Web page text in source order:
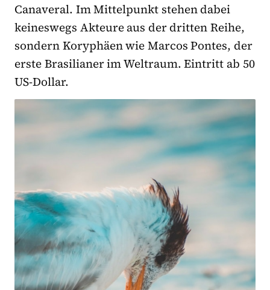
Canaveral. Im Mittelpunkt stehen dabei
keineswegs Akteure aus der dritten Reihe,
sondern Koryphäen wie Marcos Pontes, der
erste Brasilianer im Weltraum. Eintritt ab 50
US-Dollar.